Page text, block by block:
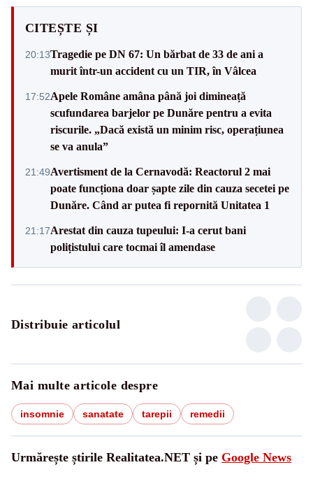
CITEȘTE ȘI
20:13Tragedie pe DN 67: Un bărbat de 33 de ani a
murit într-un accident cu un TIR, în Vâlcea
17:52Apele Române amâna până joi dimineață
scufundarea barjelor pe Dunăre pentru a evita
riscurile. „Dacă există un minim risc, operațiunea
se va anula”
21:49Avertisment de la Cernavodă: Reactorul 2 mai
poate funcționa doar șapte zile din cauza secetei pe
Dunăre. Când ar putea fi repornită Unitatea 1
21:17Arestat din cauza tupeului: I-a cerut bani
polițistului care tocmai îl amendase
Distribuie articolul
Mai multe articole despre
insomnie sanatate tarepii remedii
Urmărește știrile Realitatea.NET și pe Google News